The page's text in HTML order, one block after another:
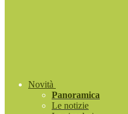
Novità
Panoramica
Le notizie